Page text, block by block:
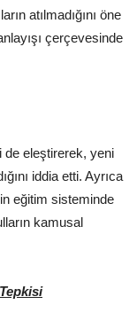
atılmadığını öne
çerçevesinde
de eleştirerek, yeni
iddia etti. Ayrıca
eğitim sisteminde
kamusal